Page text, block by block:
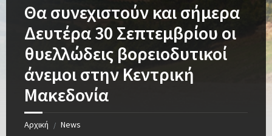
Θα συνεχιστούν και σήμερα
Δευτέρα 30 Σεπτεμβρίου οι
θυελλώδεις βορειοδυτικοί
άνεμοι στην Κεντρική
Μακεδονία
Αρχική / News